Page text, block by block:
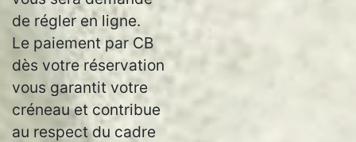
de régler en ligne.
Le paiement par CB
dès votre réservation
vous garantit votre
créneau et contribue
au respect du cadre